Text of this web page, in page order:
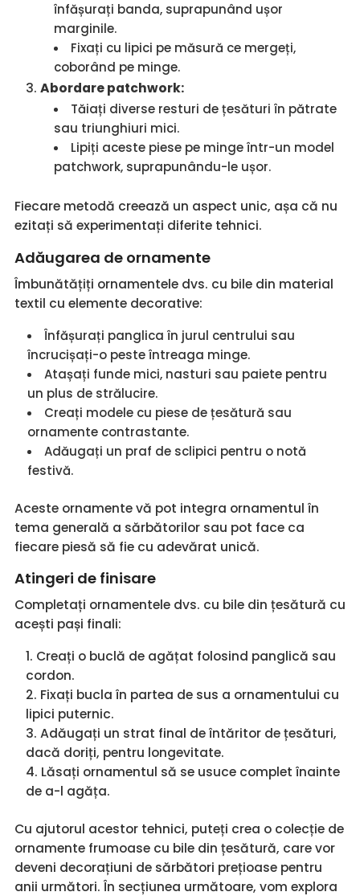
înfășurați banda, suprapunând ușor
marginile.
Fixați cu lipici pe măsură ce mergeți,
coborând pe minge.
Abordare patchwork:
Tăiați diverse resturi de țesături în pătrate
sau triunghiuri mici.
Lipiți aceste piese pe minge într-un model
patchwork, suprapunându-le ușor.
Fiecare metodă creează un aspect unic, așa că nu
ezitați să experimentați diferite tehnici.
Adăugarea de ornamente
Îmbunătățiți ornamentele dvs. cu bile din material
textil cu elemente decorative:
Înfășurați panglica în jurul centrului sau
încrucișați-o peste întreaga minge.
Atașați funde mici, nasturi sau paiete pentru
un plus de strălucire.
Creați modele cu piese de țesătură sau
ornamente contrastante.
Adăugați un praf de sclipici pentru o notă
festivă.
Aceste ornamente vă pot integra ornamentul în
tema generală a sărbătorilor sau pot face ca
fiecare piesă să fie cu adevărat unică.
Atingeri de finisare
Completați ornamentele dvs. cu bile din țesătură cu
acești pași finali:
Creați o buclă de agățat folosind panglică sau
cordon.
Fixați bucla în partea de sus a ornamentului cu
lipici puternic.
Adăugați un strat final de întăritor de țesături,
dacă doriți, pentru longevitate.
Lăsați ornamentul să se usuce complet înainte
de a-l agăța.
Cu ajutorul acestor tehnici, puteți crea o colecție de
ornamente frumoase cu bile din țesătură, care vor
deveni decorațiuni de sărbători prețioase pentru
anii următori. În secțiunea următoare, vom explora